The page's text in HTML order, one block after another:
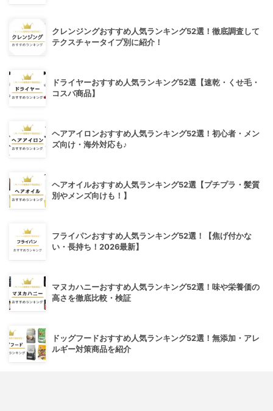
クレンジングおすすめ人気ランキング52選！徹底調査して
テクスチャータイプ別に紹介！
ドライヤーおすすめ人気ランキング52選【速乾・くせ毛・
コスパ商品】
ヘアアイロンおすすめ人気ランキング52選！初心者・メン
ズ向け・海外対応も♪
ヘアオイルおすすめ人気ランキング52選【プチプラ・髪質
別やメンズ向けも！】
フライパンおすすめ人気ランキング52選！【焦げ付かな
い・長持ち！2026最新】
マヌカハニーおすすめ人気ランキング52選！味や栄養価の
高さを徹底比較・検証
ドッグフードおすすめ人気ランキング52選！無添加・アレ
ルギー対策商品を紹介